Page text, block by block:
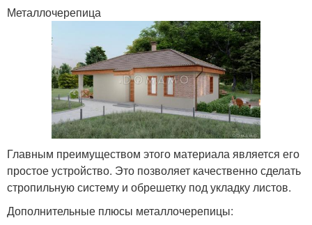
Металлочерепица
Главным преимуществом этого материала является его
простое устройство. Это позволяет качественно сделать
стропильную систему и обрешетку под укладку листов.
Дополнительные плюсы металлочерепицы: